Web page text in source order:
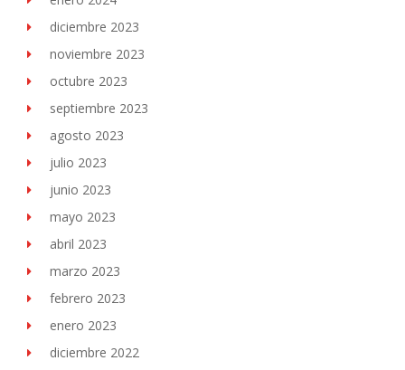
diciembre 2023
noviembre 2023
octubre 2023
septiembre 2023
agosto 2023
julio 2023
junio 2023
mayo 2023
abril 2023
marzo 2023
febrero 2023
enero 2023
diciembre 2022